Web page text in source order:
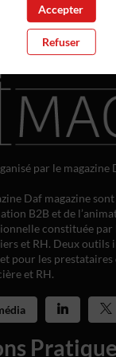
par le magazine
Daf magazine
B2B et de
constituée par
et RH. Deux outils
pour les
et RH.
Accepter
Refuser